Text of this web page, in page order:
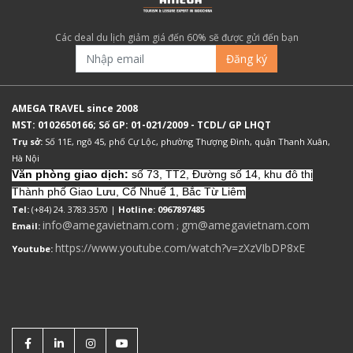
Các deal du lịch giảm giá đến 60% sẽ được gửi đến bạn
Đăng ký
AMEGA TRAVEL since 2008
MST: 0102650166; Số GP: 01-021/2009 - TCDL/ GP LHQT
Trụ sở: Số 11E, ngõ 45, phố Cự Lộc, phường Thượng Đình, quận Thanh Xuân,
Hà Nội
Văn phòng giao dịch:số 73, TT2, Đường số 14, khu đô thị
Thành phố Giao Lưu, Cổ Nhuế 1, Bắc Từ Liêm
Tel: (+84) 24. 3783.3570 | Hotline: 0967897485
Email: info@amegavietnam.com ; gm@amegavietnam.com
Youtube: https://www.youtube.com/watch?v=zXzVIbDP8xE